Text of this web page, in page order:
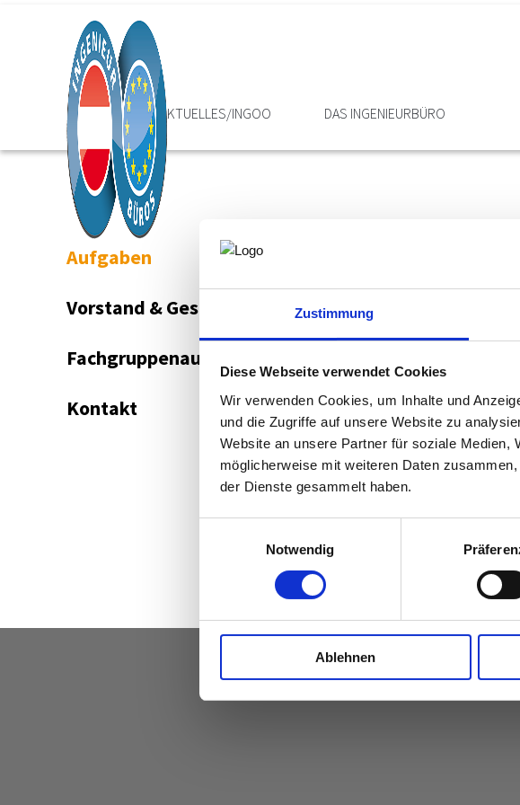
Zustimmung
Diese Webseite verwendet Cookies
Wir verwenden Cookies, um Inhalte und
und die Zugriffe auf unsere Website zu
Website an unsere Partner für soziale Medien,
möglicherweise mit weiteren Daten
der Dienste gesammelt haben.
Notwendig
Ablehnen
HOME AKTUELLES/INGOO DAS INGENIEURBÜRO
Aufgaben
Vorstand & Geschäftsstelle
Fachgruppenausschuss
Kontakt